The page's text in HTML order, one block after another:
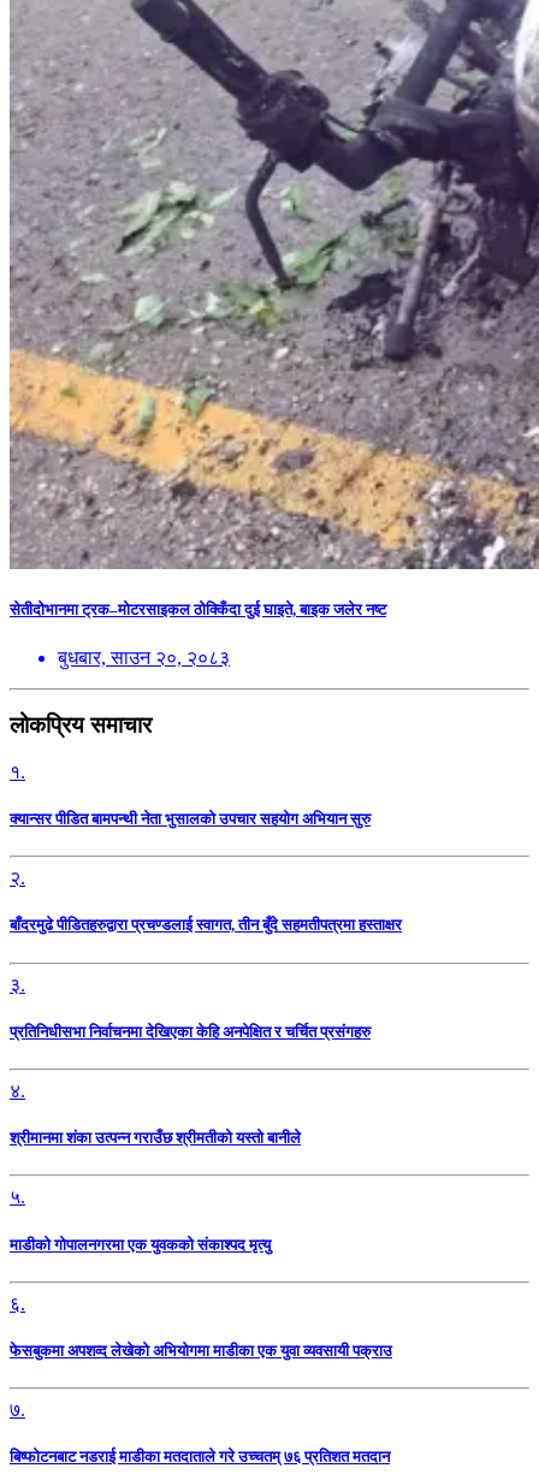
सेतीदोभानमा ट्रक–मोटरसाइकल ठोक्किँदा दुई घाइते, बाइक जलेर नष्ट
बुधबार, साउन २०, २०८३
लोकप्रिय समाचार
१.
क्यान्सर पीडित बामपन्थी नेता भुसालकाे उपचार सहयोग अभियान सुरु
२.
बाँदरमुढे पीडितहरुद्वारा प्रचण्डलाई स्वागत, तीन बुँदे सहमतीपत्रमा हस्ताक्षर
३.
प्रतिनिधीसभा निर्वाचनमा देखिएका केहि अनपेक्षित र चर्चित प्रसंगहरु
४.
श्रीमानमा शंका उत्पन्न गराउँछ श्रीमतीको यस्तो बानीले
५.
माडीको गोपालनगरमा एक युवकको संकाश्पद मृत्यु
६.
फेसबुकमा अपशव्द लेखेको अभियोगमा माडीका एक युवा व्यवसायी पक्राउ
७.
बिष्फोटनबाट नडराई माडीका मतदाताले गरे उच्चतम् ७६ प्रतिशत मतदान